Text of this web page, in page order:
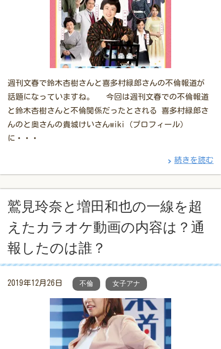
週刊文春で鈴木杏樹さんと喜多村緑郎さんの不倫報道が
話題になっていますね。 今回は週刊文春での不倫報道
と鈴木杏樹さんと不倫関係だったとされる 喜多村緑郎さ
んのと奥さんの貴城けいさんwiki（プロフィール）
に・・・
続きを読む
鷲見玲奈と増田和也の一線を超
えたカラオケ動画の内容は？通
報したのは誰？
2019年12月26日 不倫 女子アナ